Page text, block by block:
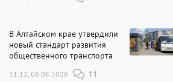
В Алтайском крае утвердили
новый стандарт развития
общественного транспорта
11:12, 06.08.2026 11